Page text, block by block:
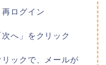
ログイン
へ」をクリック
ックで、メールが